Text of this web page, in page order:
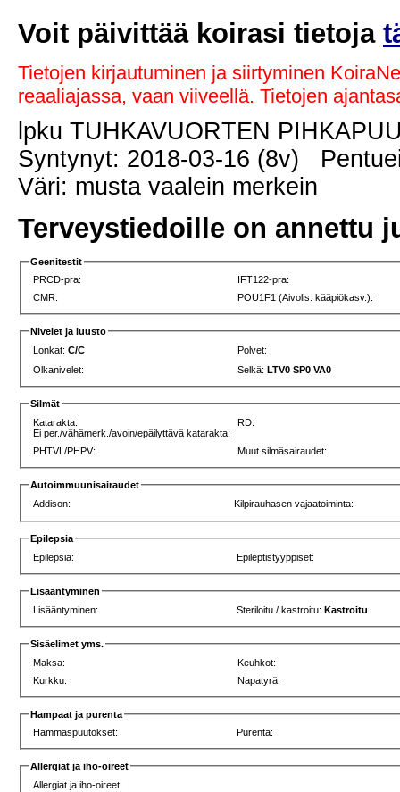
Voit päivittää koirasi tietoja
Tietojen kirjautuminen ja siirtyminen
reaaliajassa, vaan viiveellä. Tietojen
lpku TUHKAVUORTEN
Syntynyt: 2018-03-16 (8v)
Väri: musta vaalein merkein
Terveystiedoille on annettu
Geenitestit
PRCD-pra:
IFT122-pra:
CMR:
POU1F1 (Aivolis. kääpiökasv.):
Nivelet ja luusto
Lonkat:C/C
Polvet:
Olkanivelet:
Selkä:LTV0 SP0 VA0
Silmät
Katarakta:
Ei per./vähämerk./avoin/epäilyttävä katarakta:
RD:
PHTVL/PHPV: Muut silmäsairaudet:
Autoimmuunisairaudet
Addison:
Kilpirauhasen vajaatoiminta:
Epilepsia
Epilepsia:
Epileptistyyppiset:
Lisääntyminen
Lisääntyminen:
Steriloitu / kastroitu:Kastroitu
Sisäelimet yms.
Maksa:
Keuhkot:
Kurkku:
Napatyrä:
Hampaat ja purenta
Hammaspuutokset:
Purenta:
Allergiat ja iho-oireet
Allergiat ja iho-oireet: